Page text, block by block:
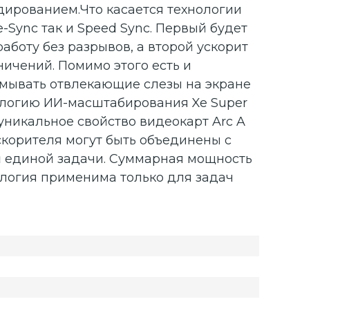
касается технологии
так и Speed ​​Sync. Первый будет
без разрывов, а второй ускорит
Помимо этого есть и
отвлекающие слезы на экране
ИИ-масштабирования Xe Super
свойство видеокарт Arc A
могут быть объединены с
задачи. Суммарная мощность
применима только для задач